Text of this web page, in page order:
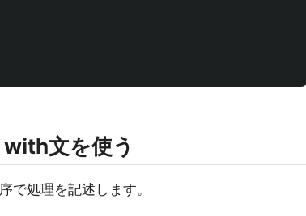
文を使う
で処理を記述します。